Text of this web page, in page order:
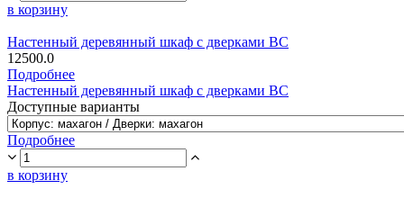
в корзину
Настенный деревянный шкаф с дверками ВС
12500.0
Подробнее
Настенный деревянный шкаф с дверками ВС
Доступные варианты
Подробнее
в корзину